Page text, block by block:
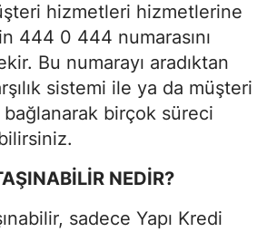
hizmetleri hizmetlerine
444 0 444 numarasını
Bu numarayı aradıktan
sistemi ile ya da müşteri
birçok süreci
NEDİR?
sadece Yapı Kredi